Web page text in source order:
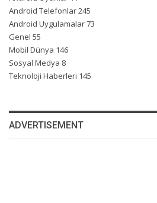
Android Telefonlar245
Android Uygulamalar73
Genel 55
Mobil Dünya 146
Sosyal Medya 8
Teknoloji Haberleri 145
ADVERTISEMENT